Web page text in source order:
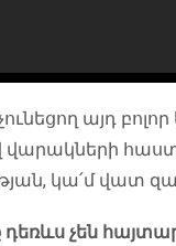
այդ
վարակների
կա՛մ վատ
դեռևս չեն